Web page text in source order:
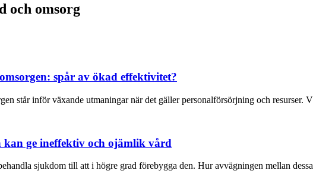
och omsorg
spår av ökad effektivitet?
står inför växande utmaningar när det gäller personalförsörjning och resurser.
kan ge ineffektiv och ojämlik vård
sjukdom till att i högre grad förebygga den. Hur avvägningen mellan